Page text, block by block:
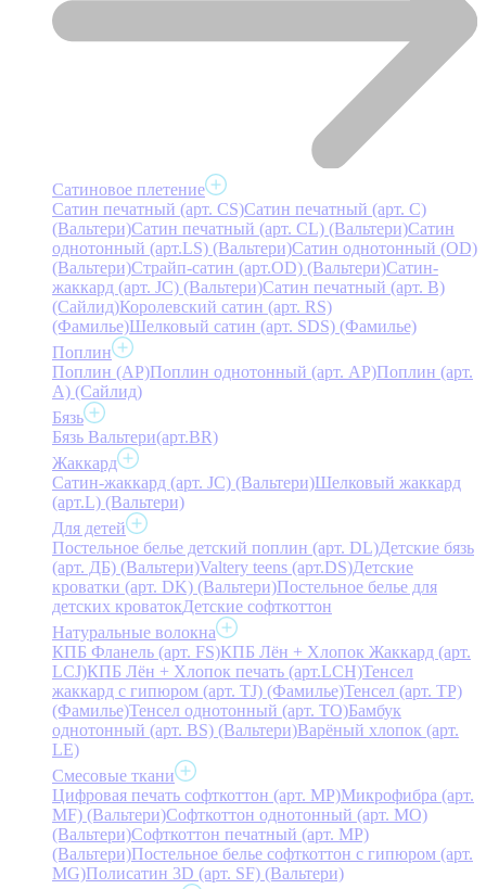
Сатиновое плетение
Сатин печатный (арт. СS)Сатин печатный (арт. С)
(Вальтери)Сатин печатный (арт. СL) (Вальтери)Сатин
однотонный (арт.LS) (Вальтери)Сатин однотонный (OD)
(Вальтери)Страйп-сатин (арт.OD) (Вальтери)Сатин-
жаккард (арт. JC) (Вальтери)Сатин печатный (арт. В)
(Сайлид)Королевский сатин (арт. RS)
(Фамилье)Шелковый сатин (арт. SDS) (Фамилье)
Поплин
Поплин (AP)Поплин однотонный (арт. AP)Поплин (арт.
А) (Сайлид)
Бязь
Бязь Вальтери(арт.BR)
Жаккард
Сатин-жаккард (арт. JC) (Вальтери)Шелковый жаккард
(арт.L) (Вальтери)
Для детей
Постельное белье детский поплин (арт. DL)Детские бязь
(арт. ДБ) (Вальтери)Valtery teens (арт.DS)Детские
кроватки (арт. DK) (Вальтери)Постельное белье для
детских кроватокДетские софткоттон
Натуральные волокна
КПБ Фланель (арт. FS)КПБ Лён + Хлопок Жаккард (арт.
LCJ)КПБ Лён + Хлопок печать (арт.LCH)Тенсел
жаккард с гипюром (арт. TJ) (Фамилье)Тенсел (арт. ТР)
(Фамилье)Тенсел однотонный (арт. TO)Бамбук
однотонный (арт. BS) (Вальтери)Варёный хлопок (арт.
LE)
Смесовые ткани
Цифровая печать софткоттон (арт. MP)Микрофибра (арт.
MF) (Вальтери)Софткоттон однотонный (арт. MO)
(Вальтери)Софткоттон печатный (арт. MР)
(Вальтери)Постельное белье софткоттон с гипюром (арт.
MG)Полисатин 3D (арт. SF) (Вальтери)